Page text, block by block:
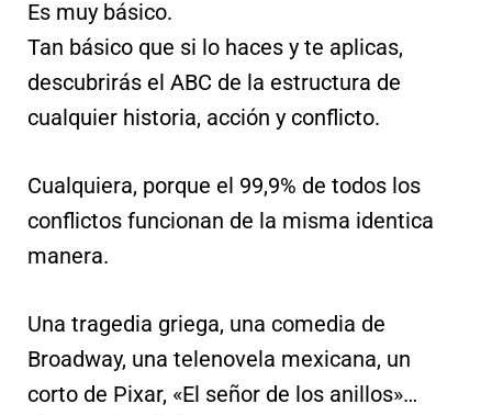
Es muy básico.
Tan básico que si lo haces y te aplicas,
descubrirás el ABC de la estructura de
cualquier historia, acción y conflicto.
Cualquiera, porque el 99,9% de todos los
conflictos funcionan de la misma identica
manera.
Una tragedia griega, una comedia de
Broadway, una telenovela mexicana, un
corto de Pixar, «El señor de los anillos»…